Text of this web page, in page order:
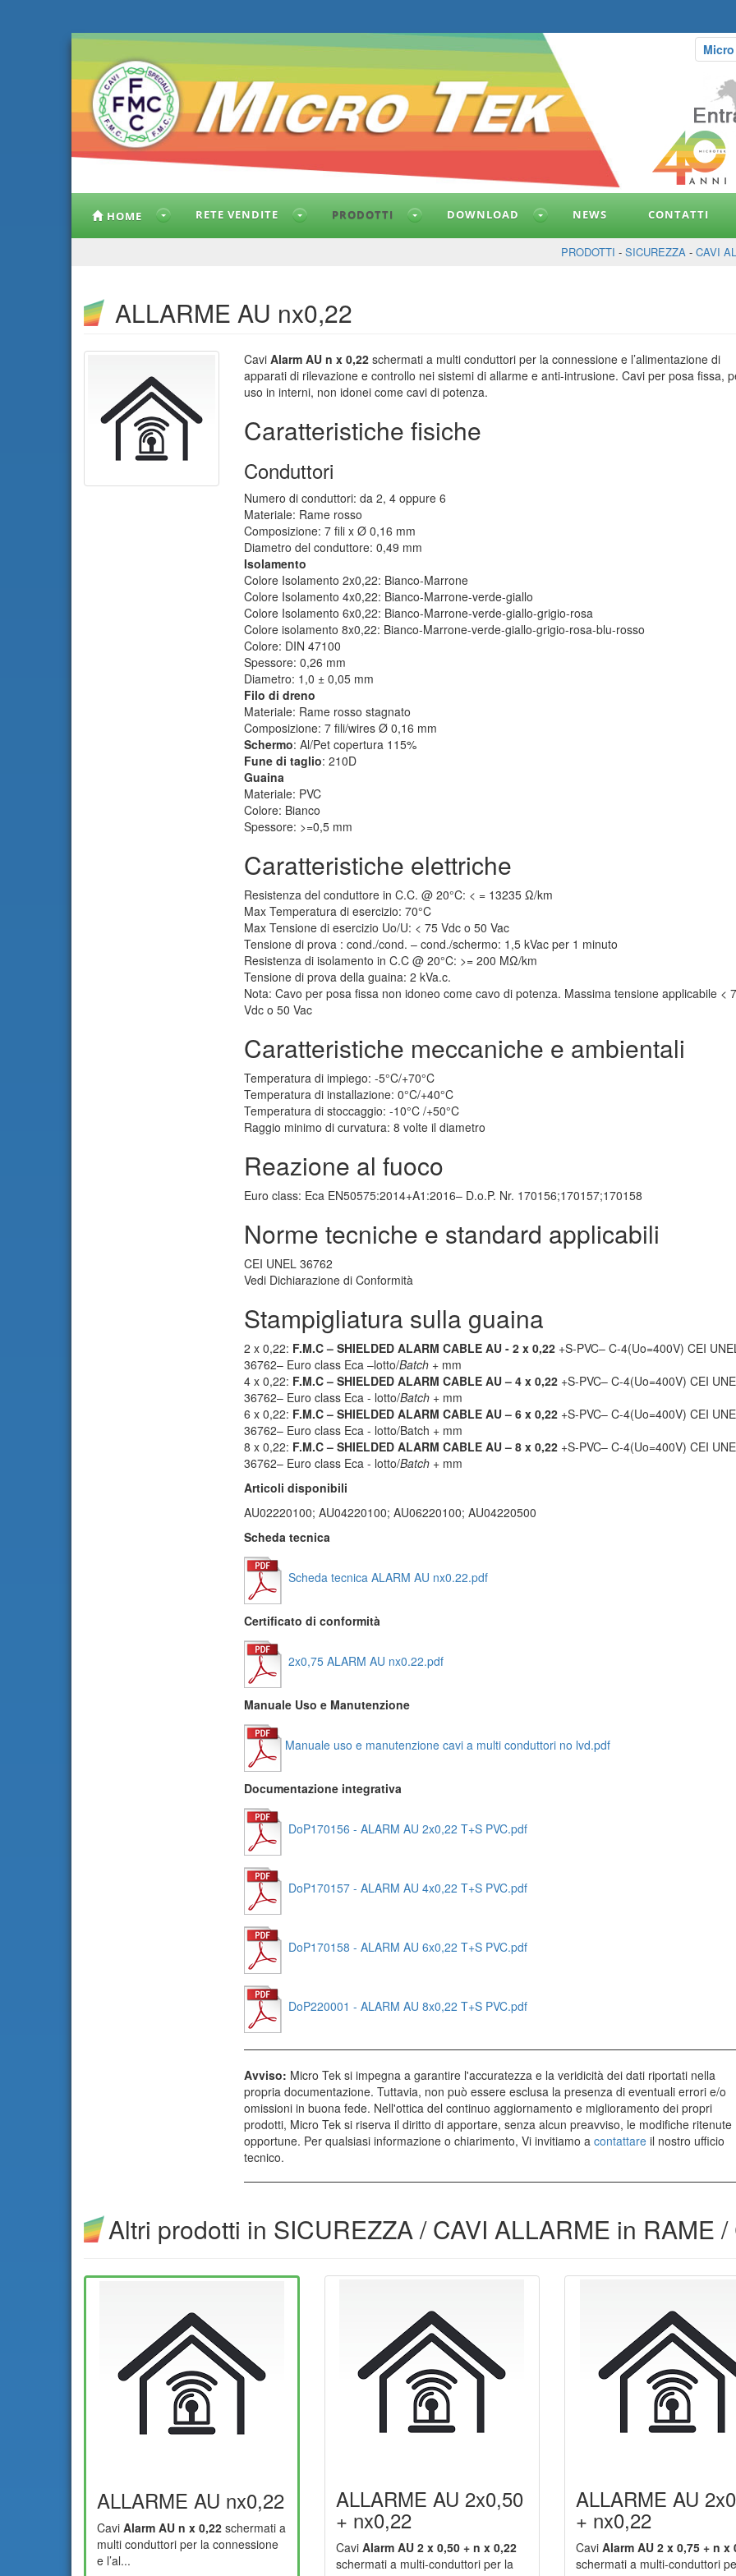
HOME RETE VENDITE PRODOTTI DOWNLOAD NEWS CONTATTI
PRODOTTI - SICUREZZA - CAVI
ALLARME AU nx0,22
Cavi Alarm AU n x 0,22 schermati a multi conduttori per la connessione e l’alimentazione di
apparati di rilevazione e controllo nei sistemi di allarme e anti-intrusione. Cavi per posa fissa,
uso in interni, non idonei come cavi di potenza.
Caratteristiche fisiche
Conduttori
Numero di conduttori: da 2, 4 oppure 6
Materiale: Rame rosso
Composizione: 7 fili x Ø 0,16 mm
Diametro del conduttore: 0,49 mm
Isolamento
Colore Isolamento 2x0,22: Bianco-Marrone
Colore Isolamento 4x0,22: Bianco-Marrone-verde-giallo
Colore Isolamento 6x0,22: Bianco-Marrone-verde-giallo-grigio-rosa
Colore isolamento 8x0,22: Bianco-Marrone-verde-giallo-grigio-rosa-blu-rosso
Colore: DIN 47100
Spessore: 0,26 mm
Diametro: 1,0 ± 0,05 mm
Filo di dreno
Materiale: Rame rosso stagnato
Composizione: 7 fili/wires Ø 0,16 mm
Schermo: Al/Pet copertura 115%
Fune di taglio: 210D
Guaina
Materiale: PVC
Colore: Bianco
Spessore: >=0,5 mm
Caratteristiche elettriche
Resistenza del conduttore in C.C. @ 20°C: < = 13235 Ω/km
Max Temperatura di esercizio: 70°C
Max Tensione di esercizio Uo/U: < 75 Vdc o 50 Vac
Tensione di prova : cond./cond. – cond./schermo: 1,5 kVac per 1 minuto
Resistenza di isolamento in C.C @ 20°C: >= 200 MΩ/km
Tensione di prova della guaina: 2 kVa.c.
Nota: Cavo per posa fissa non idoneo come cavo di potenza. Massima tensione applicabile <
Vdc o 50 Vac
Caratteristiche meccaniche e ambientali
Temperatura di impiego: -5°C/+70°C
Temperatura di installazione: 0°C/+40°C
Temperatura di stoccaggio: -10°C /+50°C
Raggio minimo di curvatura: 8 volte il diametro
Reazione al fuoco
Euro class: Eca EN50575:2014+A1:2016– D.o.P. Nr. 170156;170157;170158
Norme tecniche e standard applicabili
CEI UNEL 36762
Vedi Dichiarazione di Conformità
Stampigliatura sulla guaina
2 x 0,22: F.M.C – SHIELDED ALARM CABLE AU - 2 x 0,22 +S-PVC– C-4(Uo=400V) CEI
36762– Euro class Eca –lotto/Batch + mm
4 x 0,22: F.M.C – SHIELDED ALARM CABLE AU – 4 x 0,22 +S-PVC– C-4(Uo=400V) CEI
36762– Euro class Eca - lotto/Batch + mm
6 x 0,22: F.M.C – SHIELDED ALARM CABLE AU – 6 x 0,22 +S-PVC– C-4(Uo=400V) CEI
36762– Euro class Eca - lotto/Batch + mm
8 x 0,22: F.M.C – SHIELDED ALARM CABLE AU – 8 x 0,22 +S-PVC– C-4(Uo=400V) CEI
36762– Euro class Eca - lotto/Batch + mm
Articoli disponibili
AU02220100; AU04220100; AU06220100; AU04220500
Scheda tecnica
Scheda tecnica ALARM AU nx0.22.pdf
Certificato di conformità
2x0,75 ALARM AU nx0.22.pdf
Manuale Uso e Manutenzione
Manuale uso e manutenzione cavi a multi conduttori no lvd.pdf
Documentazione integrativa
DoP170156 - ALARM AU 2x0,22 T+S PVC.pdf
DoP170157 - ALARM AU 4x0,22 T+S PVC.pdf
DoP170158 - ALARM AU 6x0,22 T+S PVC.pdf
DoP220001 - ALARM AU 8x0,22 T+S PVC.pdf
Avviso: Micro Tek si impegna a garantire l'accuratezza e la veridicità dei dati riportati nella
propria documentazione. Tuttavia, non può essere esclusa la presenza di eventuali errori e/o
omissioni in buona fede. Nell'ottica del continuo aggiornamento e miglioramento dei propri
prodotti, Micro Tek si riserva il diritto di apportare, senza alcun preavviso, le modifiche ritenute
opportune. Per qualsiasi informazione o chiarimento, Vi invitiamo a contattare il nostro ufficio
tecnico.
Altri prodotti in SICUREZZA / CAVI ALLARME in RAME
ALLARME AU nx0,22
Cavi Alarm AU n x 0,22 schermati a
multi conduttori per la connessione
e l’al...
ALLARME AU 2x0,50
+ nx0,22
Cavi Alarm AU 2 x 0,50 + n x 0,22
schermati a multi-conduttori per la
ALLARME AU
+ nx0,22
Cavi Alarm AU 2 x 0,75 + n x
schermati a multi-conduttori